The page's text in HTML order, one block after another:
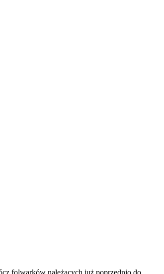
folwarków należących już poprzednio do